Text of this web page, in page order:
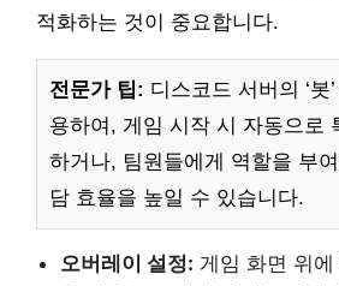
적화하는 것이 중요합니다.
전문가 팁: 디스코드 서버의 ‘봇
용하여, 게임 시작 시 자동으로
하거나, 팀원들에게 역할을 부
담 효율을 높일 수 있습니다.
오버레이 설정: 게임 화면 위